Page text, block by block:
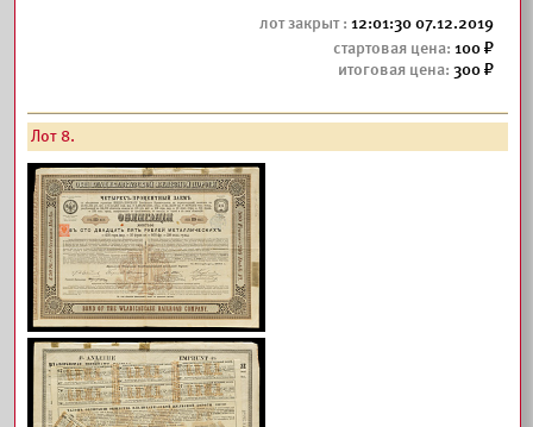
12:01:30 07.12.2019
100
300
Лот 8.